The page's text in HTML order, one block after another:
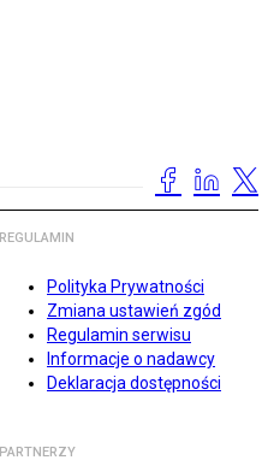
REGULAMIN
Polityka Prywatności
Zmiana ustawień zgód
Regulamin serwisu
Informacje o nadawcy
Deklaracja dostępności
PARTNERZY